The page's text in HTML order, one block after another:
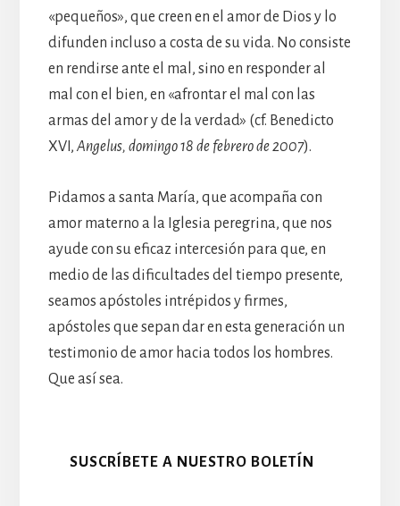
«pequeños», que creen en el amor de Dios y lo
difunden incluso a costa de su vida. No consiste
en rendirse ante el mal, sino en responder al
mal con el bien, en «afrontar el mal con las
armas del amor y de la verdad» (cf. Benedicto
XVI, Angelus, domingo 18 de febrero de 2007).
Pidamos a santa María, que acompaña con
amor materno a la Iglesia peregrina, que nos
ayude con su eficaz intercesión para que, en
medio de las dificultades del tiempo presente,
seamos apóstoles intrépidos y firmes,
apóstoles que sepan dar en esta generación un
testimonio de amor hacia todos los hombres.
Que así sea.
SUSCRÍBETE A NUESTRO BOLETÍN